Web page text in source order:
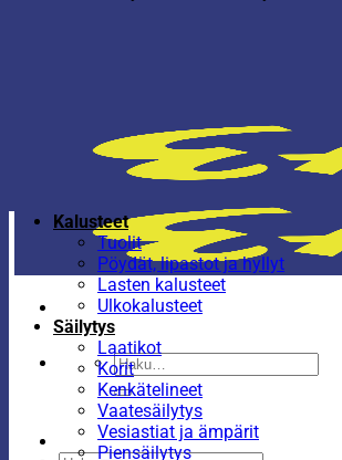
Etsi:
Kalusteet
Tuolit
Pöydät, lipastot ja hyllyt
Lasten kalusteet
Ulkokalusteet
Säilytys
Laatikot
Korit
Kenkätelineet
Vaatesäilytys
Vesiastiat ja ämpärit
Piensäilytys